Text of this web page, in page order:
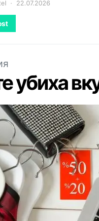
22.07.2026
убиха